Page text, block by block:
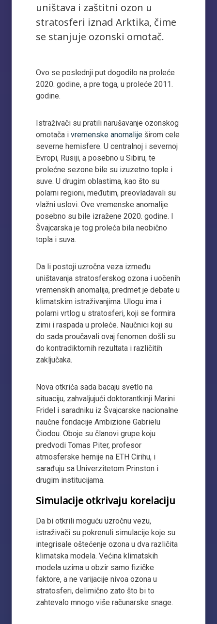
uništava i zaštitni ozon u
stratosferi iznad Arktika, čime
se stanjuje ozonski omotač.
Ovo se poslednji put dogodilo na proleće
2020. godine, a pre toga, u proleće 2011.
godine.
Istraživači su pratili narušavanje ozonskog
omotača i vremenske anomalije širom cele
severne hemisfere. U centralnoj i severnoj
Evropi, Rusiji, a posebno u Sibiru, te
prolećne sezone bile su izuzetno tople i
suve. U drugim oblastima, kao što su
polarni regioni, međutim, preovladavali su
vlažni uslovi. Ove vremenske anomalije
posebno su bile izražene 2020. godine. I
Švajcarska je tog proleća bila neobično
topla i suva.
Da li postoji uzročna veza između
uništavanja stratosferskog ozona i uočenih
vremenskih anomalija, predmet je debate u
klimatskim istraživanjima. Ulogu ima i
polarni vrtlog u stratosferi, koji se formira
zimi i raspada u proleće. Naučnici koji su
do sada proučavali ovaj fenomen došli su
do kontradiktornih rezultata i različitih
zaključaka.
Nova otkrića sada bacaju svetlo na
situaciju, zahvaljujući doktorantkinji Marini
Fridel i saradniku iz Švajcarske nacionalne
naučne fondacije Ambizione Gabrielu
Čiodou. Oboje su članovi grupe koju
predvodi Tomas Piter, profesor
atmosferske hemije na ETH Cirihu, i
sarađuju sa Univerzitetom Prinston i
drugim institucijama.
Simulacije otkrivaju korelaciju
Da bi otkrili moguću uzročnu vezu,
istraživači su pokrenuli simulacije koje su
integrisale oštećenje ozona u dva različita
klimatska modela. Većina klimatskih
modela uzima u obzir samo fizičke
faktore, a ne varijacije nivoa ozona u
stratosferi, delimično zato što bi to
zahtevalo mnogo više računarske snage.